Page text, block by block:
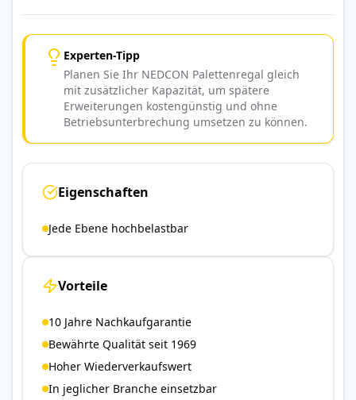
Experten-Tipp
Planen Sie Ihr NEDCON Palettenregal gleich
mit zusätzlicher Kapazität, um spätere
Erweiterungen kostengünstig und ohne
Betriebsunterbrechung umsetzen zu können.
Eigenschaften
Jede Ebene hochbelastbar
Vorteile
10 Jahre Nachkaufgarantie
Bewährte Qualität seit 1969
Hoher Wiederverkaufswert
In jeglicher Branche einsetzbar